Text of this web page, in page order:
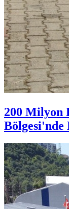
200 Milyon
Bölgesi'nde